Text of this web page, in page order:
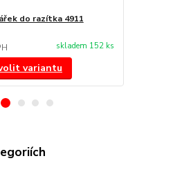
do razítka 4911
skladem 152 ks
variantu